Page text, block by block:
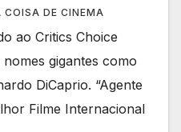
COISA DE CINEMA
ao Critics Choice
gigantes como
DiCaprio. “Agente
Filme Internacional